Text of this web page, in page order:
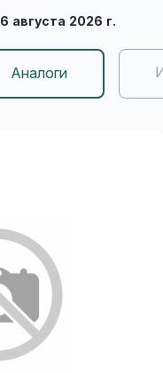
6 августа 2026 г.
Аналоги